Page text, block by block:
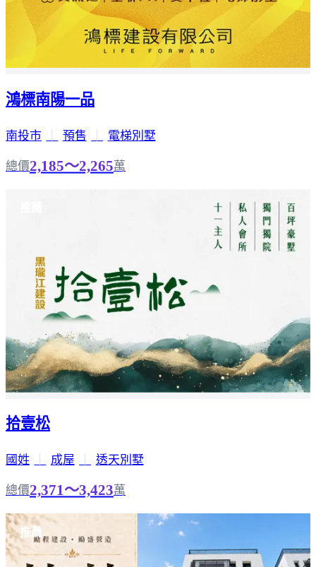
鴻標南陽一品
南投市 預售 電梯別墅
總價2,185～2,265萬
拾壹松
國姓 成屋 透天別墅
總價2,371～3,423萬
推薦